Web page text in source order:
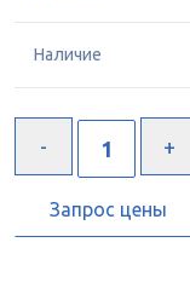
Наличие
Запрос цены